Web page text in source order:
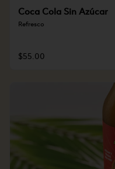
Coca Cola Sin Azúcar
Refresco
$55.00